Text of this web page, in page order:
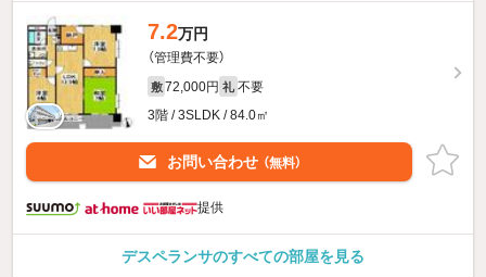
7.2万円
（管理費不要）
敷 72,000円 礼 不要
3階 / 3SLDK / 84.0㎡
お問い合わせ （無料）
提供
デスペランサのすべての部屋を見る